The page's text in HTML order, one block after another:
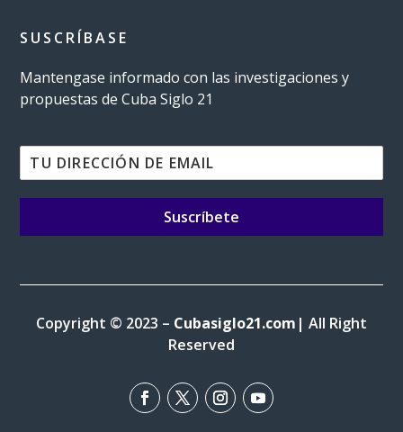
SUSCRÍBASE
Mantengase informado con las investigaciones y
propuestas de Cuba Siglo 21
Suscríbete
Copyright © 2023 – Cubasiglo21.com | All Right
Reserved